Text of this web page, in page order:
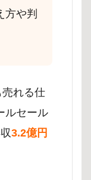
方や判
れる仕
ルセール
3.2億円